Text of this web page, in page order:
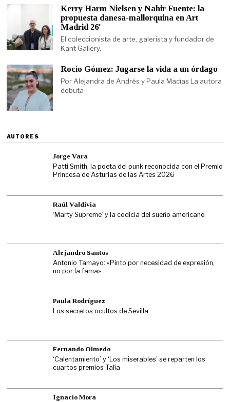
Kerry Harm Nielsen y Nahir Fuente: la
propuesta danesa-mallorquina en Art
Madrid 26′
El coleccionista de arte, galerista y fundador de
Kant Gallery,
Rocío Gómez: Jugarse la vida a un órdago
Por Alejandra de Andrés y Paula Macías La autora
debuta
AUTORES
Jorge Vara
Patti Smith, la poeta del punk reconocida con el Premio
Princesa de Asturias de las Artes 2026
Raúl Valdivia
‘Marty Supreme’ y la codicia del sueño americano
Alejandro Santos
Antonio Tamayo: «Pinto por necesidad de expresión,
no por la fama»
Paula Rodríguez
Los secretos ocultos de Sevilla
Fernando Olmedo
‘Calentamiento’ y ‘Los miserables’ se reparten los
cuartos premios Talía
Ignacio Mora